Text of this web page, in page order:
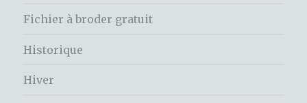
Fichier à broder gratuit
Historique
Hiver